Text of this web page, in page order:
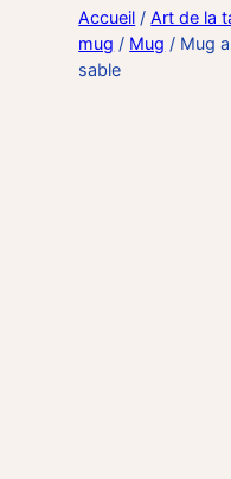
Accueil /Art de la
mug / Mug / Mug
sable